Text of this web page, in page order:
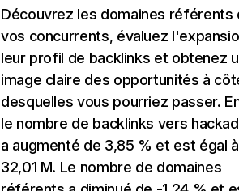
Découvrez les domaines référents
vos concurrents, évaluez
leur profil de backlinks et obtenez
image claire des opportunités à
desquelles vous pourriez passer.
le nombre de backlinks vers
a augmenté de 3,85 % et est égal à
32,01 M. Le nombre de domaines